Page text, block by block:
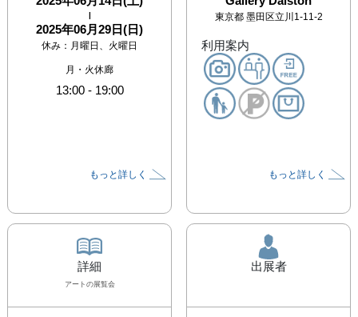
|
2025年06月29日(日)
休み： 月曜日、火曜日
月・火休廊
13:00- 19:00
もっと詳しく
東京都 墨田区立川1-11-2
利用案内
もっと詳しく
詳細
アート の展覧会
出展者